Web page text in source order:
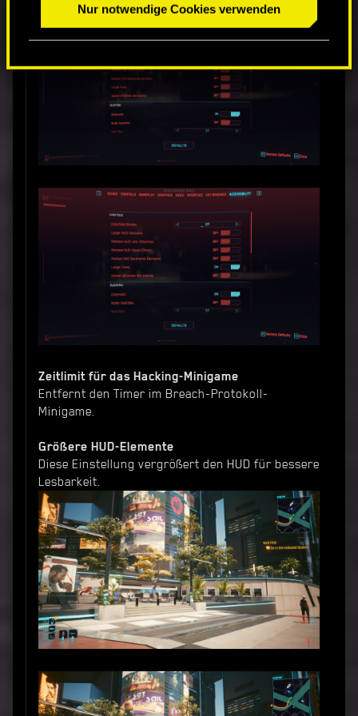
Nur notwendige Cookies verwenden
Zeitlimit für das Hacking-Minigame
Entfernt den Timer im Breach-Protokoll-
Minigame.
Größere HUD-Elemente
Diese Einstellung vergrößert den HUD für bessere
Lesbarkeit.